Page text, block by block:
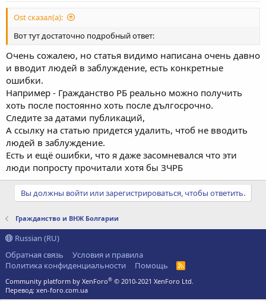
Ost сказал(а):
Вот тут достаточно подробный ответ:
Очень сожалею, но статья видимо написана очень давно
и вводит людей в заблуждение, есть конкретные
ошибки.
Например - Гражданство РБ реально можно получить
хоть после постоянно хоть после дългосрочно.
Следите за датами публикаций,
А ссылку на статью придется удалить, чтоб не вводить
людей в заблуждение.
Есть и ещё ошибки, что я даже засомневался что эти
люди попросту прочитали хотя бы ЗЧРБ
Вы должны войти или зарегистрироваться, чтобы ответить.
Гражданство и ВНЖ Болгарии
Russian (RU)
Обратная связь
Условия и правила
Политика конфиденциальности
Помощь
R
S
Community platform by XenForo® © 2010-2021 XenForo Ltd.
Перевод: xen-foro.com.ua